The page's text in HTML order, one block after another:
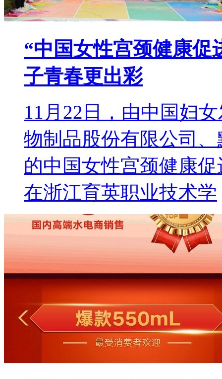
“中国女性宫颈健康促
子青春更出彩
11月22日，由中国妇
物制品股份有限公司
的中国女性宫颈健康
在浙江育英职业技术学